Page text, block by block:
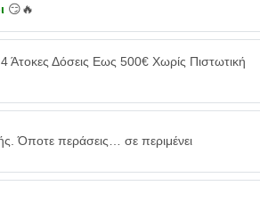
😏🔥
Δόσεις Εως 500€ Χωρίς Πιστωτική
Όποτε περάσεις… σε περιμένει